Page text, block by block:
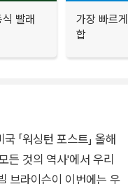
빨래
가장 빠르
합
「워싱턴 포스트」 올해
든 것의 역사'에서 우리
브라이슨이 이번에는 우